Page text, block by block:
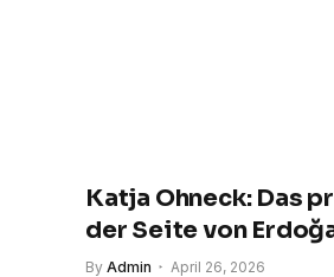
Katja Ohneck: Das
der Seite von
By Admin April 26, 2026